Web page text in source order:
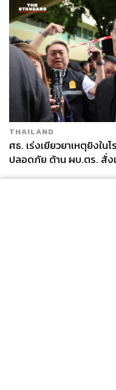
THAILAND
ศธ. เร่งเยียวยาเหตุยิงใ
ปลอดภัย ด้าน ผบ.ตร. สั่ง
จุดตายแม่นยำ